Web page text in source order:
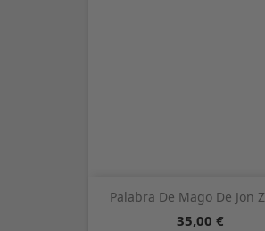
Palabra De Mago De Jon
Precio
35,00 €